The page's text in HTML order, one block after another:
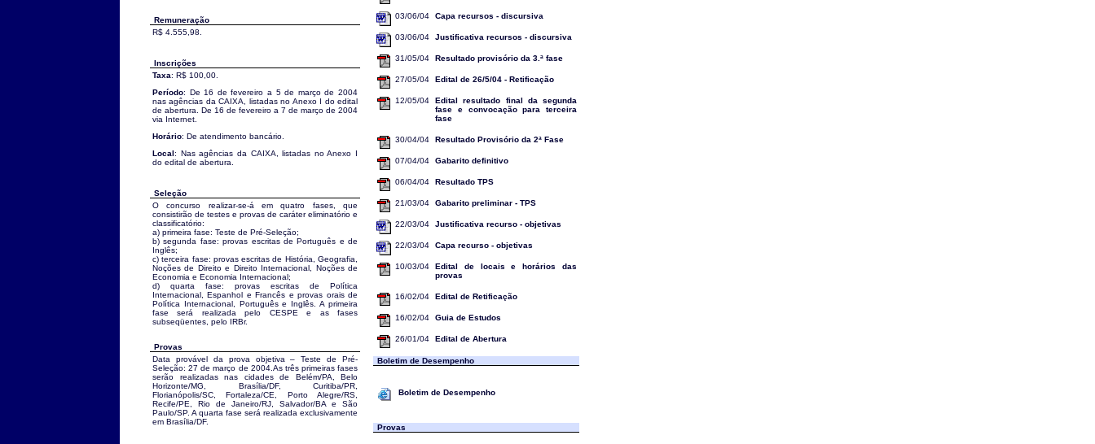
Remuneração
R$ 4.555,98.
Inscrições
Taxa: R$ 100,00.
Período: De 16 de fevereiro a 5 de março de 2004
nas agências da CAIXA, listadas no Anexo I do edital
de abertura. De 16 de fevereiro a 7 de março de 2004
via Internet.
Horário: De atendimento bancário.
Local: Nas agências da CAIXA, listadas no Anexo I
do edital de abertura.
Seleção
O concurso realizar-se-á em quatro fases, que
consistirão de testes e provas de caráter eliminatório e
classificatório:
a) primeira fase: Teste de Pré-Seleção;
b) segunda fase: provas escritas de Português e de
Inglês;
c) terceira fase: provas escritas de História, Geografia,
Noções de Direito e Direito Internacional, Noções de
Economia e Economia Internacional;
d) quarta fase: provas escritas de Política
Internacional, Espanhol e Francês e provas orais de
Política Internacional, Português e Inglês. A primeira
fase será realizada pelo CESPE e as fases
subseqüentes, pelo IRBr.
Provas
Data provável da prova objetiva – Teste de Pré-
Seleção: 27 de março de 2004.As três primeiras fases
serão realizadas nas cidades de Belém/PA, Belo
Horizonte/MG, Brasília/DF, Curitiba/PR,
Florianópolis/SC, Fortaleza/CE, Porto Alegre/RS,
Recife/PE, Rio de Janeiro/RJ, Salvador/BA e São
Paulo/SP. A quarta fase será realizada exclusivamente
em Brasília/DF.
03/06/04 Capa recursos - discursiva
03/06/04 Justificativa recursos - discursiva
31/05/04 Resultado provisório da 3.ª fase
27/05/04 Edital de 26/5/04 - Retificação
12/05/04
Edital resultado final da segunda
fase e convocação para terceira
fase
30/04/04 Resultado Provisório da 2ª Fase
07/04/04 Gabarito definitivo
06/04/04 Resultado TPS
21/03/04 Gabarito preliminar - TPS
22/03/04 Justificativa recurso - objetivas
22/03/04 Capa recurso - objetivas
10/03/04
Edital de locais e horários das
provas
16/02/04 Edital de Retificação
16/02/04 Guia de Estudos
26/01/04 Edital de Abertura
Boletim de Desempenho
Boletim de Desempenho
Provas